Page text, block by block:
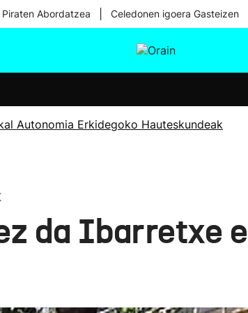
Abordatzea Celedonen igoera Gasteizen
Autonomia Erkidegoko Hauteskundeak
da Ibarretxe